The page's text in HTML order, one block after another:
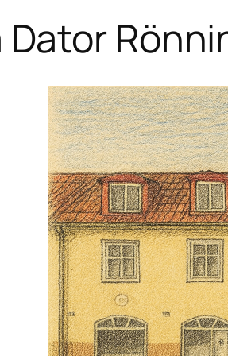
Dator